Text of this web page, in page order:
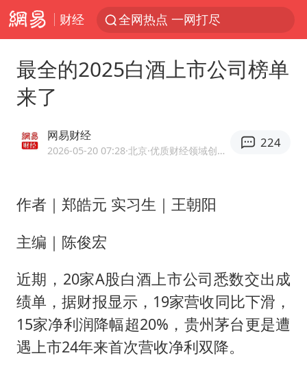
财经 全网热点 一网打尽
最全的2025白酒上市公司榜单
来了
网易财经
2026-05-20 07:28·北京 ·优质财经领域创作者
224
作者｜郑皓元 实习生｜王朝阳
主编｜陈俊宏
近期，20家A股白酒上市公司悉数交出成
绩单，据财报显示，19家营收同比下滑，
15家净利润降幅超20%，贵州茅台更是遭
遇上市24年来首次营收净利双降。